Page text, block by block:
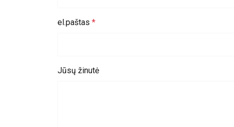
el.paštas
Jūsų žinutė